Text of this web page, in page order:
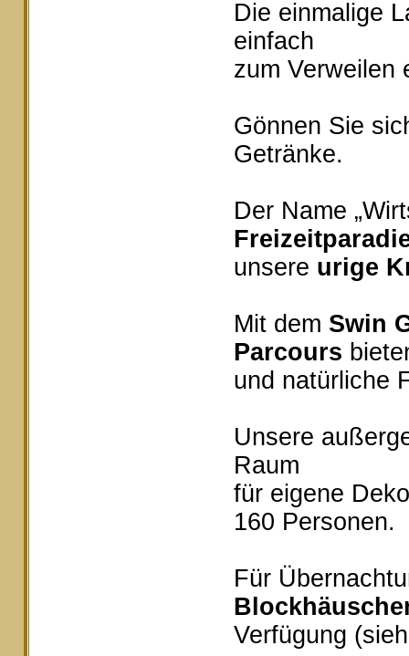
Die einmalige
einfach
zum Verweilen
Gönnen Sie
Getränke.
Der Name
unsere urige
Mit dem Swin
Parcours
und natürliche
Unsere
Raum
für eigene
160 Personen.
Für
Verfügung